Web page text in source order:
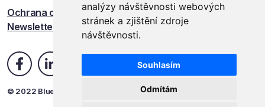
analýzy návštěvnosti webových
stránek a zjištění zdroje
návštěvnosti.
Souhlasím
Odmítám
Ochrana osobních údajů
Newsletter
© 2022 Blue Events